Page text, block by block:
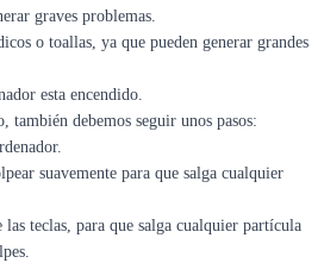
graves problemas.
o toallas, ya que pueden generar grandes
esta encendido.
debemos seguir unos pasos:
suavemente para que salga cualquier
las teclas, para que salga cualquier partícula